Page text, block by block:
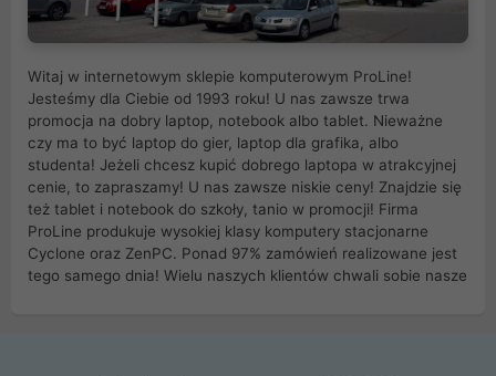
Witaj w internetowym sklepie komputerowym ProLine!
Jesteśmy dla Ciebie od 1993 roku! U nas zawsze trwa
promocja na dobry laptop, notebook albo tablet. Nieważne
czy ma to być laptop do gier, laptop dla grafika, albo
studenta! Jeżeli chcesz kupić dobrego laptopa w atrakcyjnej
cenie, to zapraszamy! U nas zawsze niskie ceny! Znajdzie się
też tablet i notebook do szkoły, tanio w promocji! Firma
ProLine produkuje wysokiej klasy komputery stacjonarne
Cyclone oraz ZenPC. Ponad 97% zamówień realizowane jest
tego samego dnia! Wielu naszych klientów chwali sobie nasze